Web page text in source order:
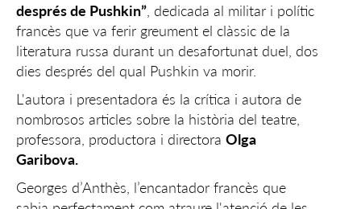
després de Pushkin” , dedicada al militar i polític
francès que va ferir greument el clàssic de la
literatura russa durant un desafortunat duel, dos
dies després del qual Pushkin va morir.
L'autora i presentadora és la crítica i autora de
nombrosos articles sobre la història del teatre,
professora, productora i directora Olga
Garibova.
Georges d’Anthès, l’encantador francès que